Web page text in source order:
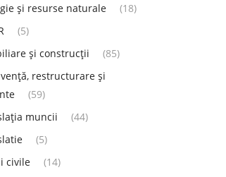
și resurse naturale
(18)
(5)
și construcții
(85)
restructurare și
(59)
muncii
(44)
(5)
civile
(14)